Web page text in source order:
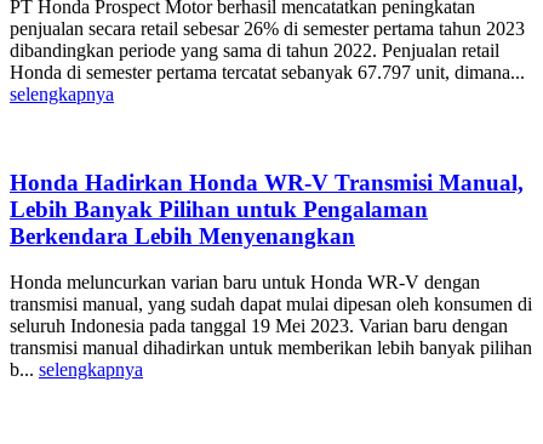
PT Honda Prospect Motor berhasil mencatatkan peningkatan
penjualan secara retail sebesar 26% di semester pertama tahun 2023
dibandingkan periode yang sama di tahun 2022. Penjualan retail
Honda di semester pertama tercatat sebanyak 67.797 unit, dimana...
selengkapnya
Honda Hadirkan Honda WR-V Transmisi Manual,
Lebih Banyak Pilihan untuk Pengalaman
Berkendara Lebih Menyenangkan
Honda meluncurkan varian baru untuk Honda WR-V dengan
transmisi manual, yang sudah dapat mulai dipesan oleh konsumen di
seluruh Indonesia pada tanggal 19 Mei 2023. Varian baru dengan
transmisi manual dihadirkan untuk memberikan lebih banyak pilihan
b... selengkapnya